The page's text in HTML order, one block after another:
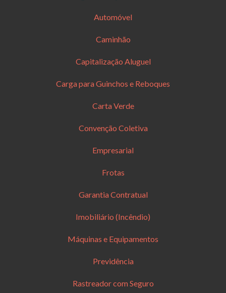
Automóvel
Caminhão
Capitalização Aluguel
Carga para Guinchos e Reboques
Carta Verde
Convenção Coletiva
Empresarial
Frotas
Garantia Contratual
Imobiliário (Incêndio)
Máquinas e Equipamentos
Previdência
Rastreador com Seguro